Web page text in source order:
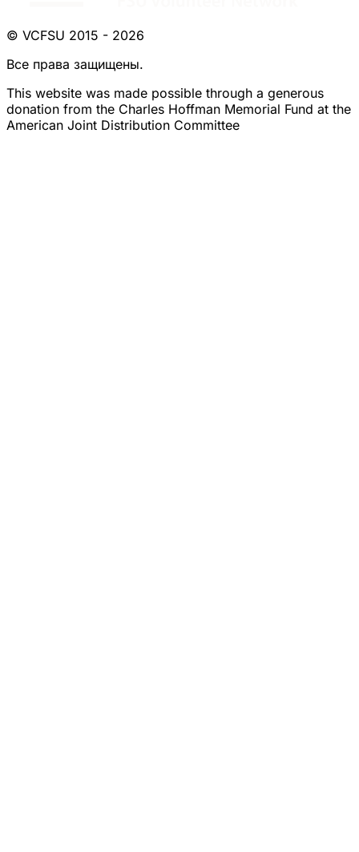
© VCFSU 2015 - 2026
Все права защищены.
This website was made possible through a generous
donation from the Charles Hoffman Memorial Fund at the
American Joint Distribution Committee